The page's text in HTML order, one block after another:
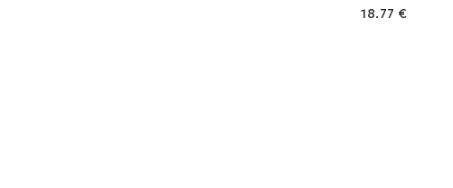
18.77 €